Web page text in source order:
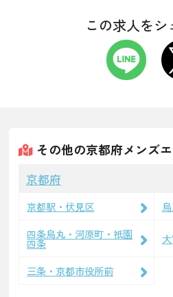
この求人をシ
その他の京都府メンズ
京都府
京都駅・伏見区
四条烏丸・河原町・祇園
四条
三条・京都市役所前